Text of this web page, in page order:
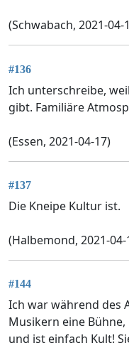
(Schwabach, 2021-04-
#136
Ich unterschreibe,
gibt. Familiäre
(Essen, 2021-04-17)
#137
Die Kneipe Kultur ist.
(Halbemond, 2021-04-
#144
Ich war während des
Musikern eine
und ist einfach Kult!